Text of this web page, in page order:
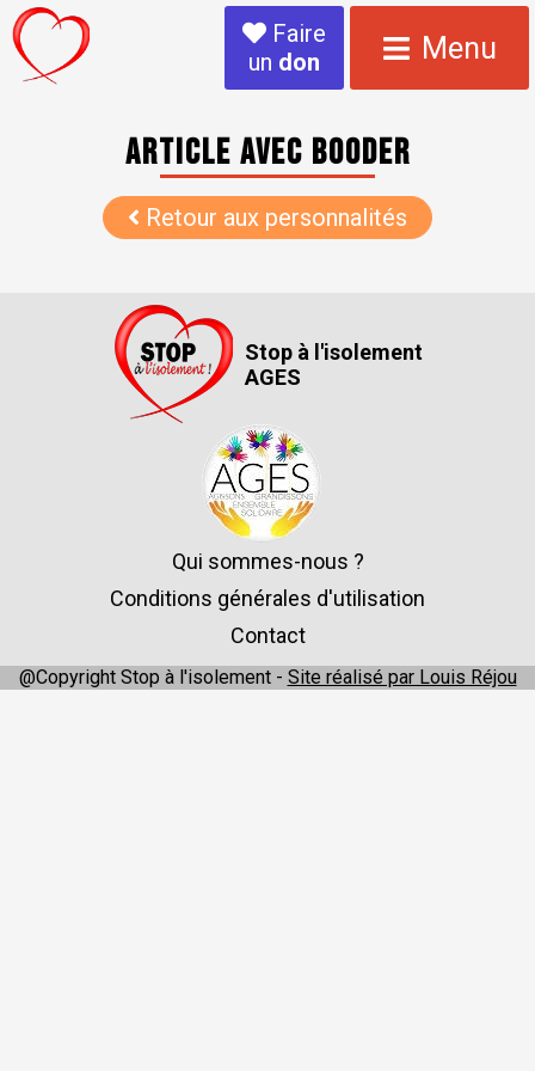
Faire
un don Menu
Article avec BOODER
Retour aux personnalités
Stop à l'isolement
AGES
Qui sommes-nous ?
Conditions générales d'utilisation
Contact
@Copyright Stop à l'isolement - Site réalisé par Louis Réjou